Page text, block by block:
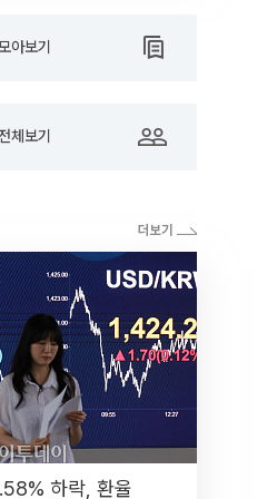
아보기
체보기
하락, 환율